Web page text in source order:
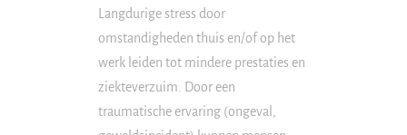
Langdurige stress door
omstandigheden thuis en/of op het
werk leiden tot mindere prestaties en
ziekteverzuim. Door een
traumatische ervaring (ongeval,